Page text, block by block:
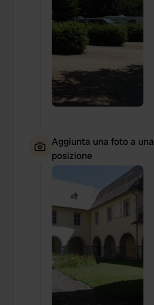
Aggiunta una foto a una
posizione